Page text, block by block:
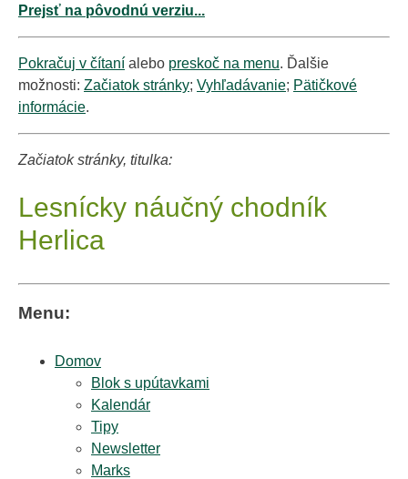
Prejsť na pôvodnú verziu...
Pokračuj v čítaní alebo preskoč na menu. Ďalšie
možnosti: Začiatok stránky; Vyhľadávanie; Pätičkové
informácie.
Začiatok stránky, titulka:
Lesnícky náučný chodník
Herlica
Menu:
Domov
Blok s upútavkami
Kalendár
Tipy
Newsletter
Marks